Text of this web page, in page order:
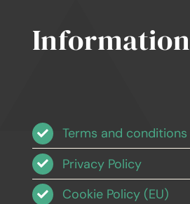
Information
Terms and conditions
Privacy Policy
Cookie Policy (EU)